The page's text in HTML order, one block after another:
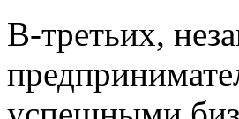
В-третьих,